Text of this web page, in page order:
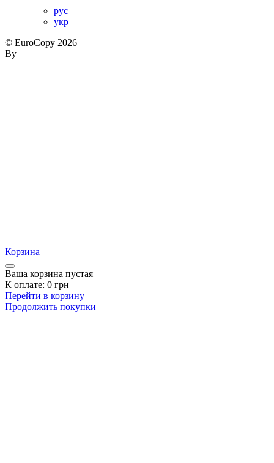
рус
укр
© EuroCopy 2026
By
Корзина
Ваша корзина пустая
К оплате: 0 грн
Перейти в корзину
Продолжить покупки